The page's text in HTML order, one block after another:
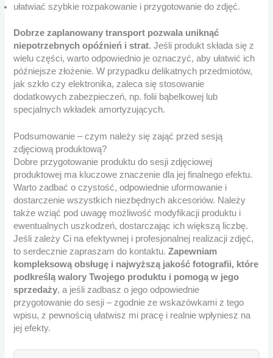
ułatwiać szybkie rozpakowanie i przygotowanie do zdjęć.
Dobrze zaplanowany transport pozwala uniknąć
niepotrzebnych opóźnień i strat. Jeśli produkt składa się z
wielu części, warto odpowiednio je oznaczyć, aby ułatwić ich
późniejsze złożenie. W przypadku delikatnych przedmiotów,
jak szkło czy elektronika, zaleca się stosowanie
dodatkowych zabezpieczeń, np. folii bąbelkowej lub
specjalnych wkładek amortyzujących.
Podsumowanie – czym należy się zająć przed sesją
zdjęciową produktową?
Dobre przygotowanie produktu do sesji zdjęciowej
produktowej ma kluczowe znaczenie dla jej finalnego efektu.
Warto zadbać o czystość, odpowiednie uformowanie i
dostarczenie wszystkich niezbędnych akcesoriów. Należy
także wziąć pod uwagę możliwość modyfikacji produktu i
ewentualnych uszkodzeń, dostarczając ich większą liczbę.
Jeśli zależy Ci na efektywnej i profesjonalnej realizacji zdjęć,
to serdecznie zapraszam do kontaktu.Zapewniam
kompleksową obsługę i najwyższą jakość fotografii, które
podkreślą walory Twojego produktu i pomogą w jego
sprzedaży, a jeśli zadbasz o jego odpowiednie
przygotowanie do sesji – zgodnie ze wskazówkami z tego
wpisu, z pewnością ułatwisz mi pracę i realnie wpłyniesz na
jej efekty.